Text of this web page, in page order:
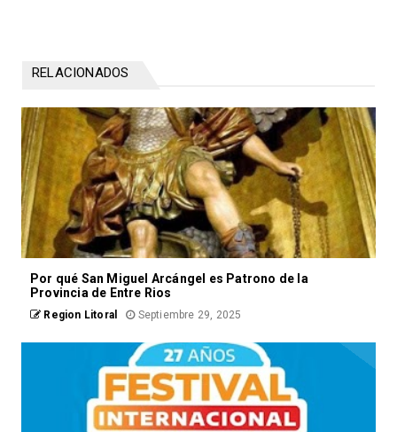
RELACIONADOS
Por qué San Miguel Arcángel es Patrono de la
Provincia de Entre Rios
Region Litoral Septiembre 29, 2025